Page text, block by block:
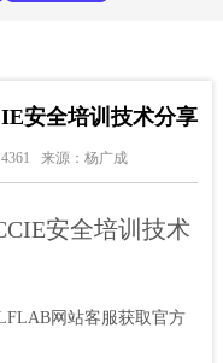
安全培训技术分享
来源：杨广成
安全培训技术
网站客服获取官方